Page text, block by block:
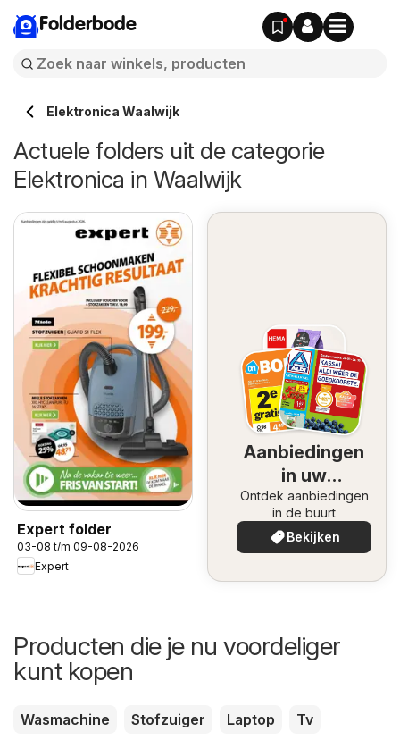
Folderbode
Elektronica Waalwijk
Actuele folders uit de categorie
Elektronica in Waalwijk
Expert folder
03-08 t/m 09-08-2026
Expert
Aanbiedingen
in uw
omgeving
Ontdek aanbiedingen
in de buurt
Bekijken
Producten die je nu voordeliger
kunt kopen
Wasmachine Stofzuiger Laptop
Tv